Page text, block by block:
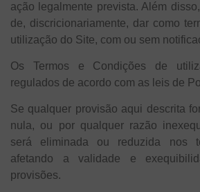
ação legalmente prevista. Além
de, discricionariamente, dar como
utilização do Site, com ou sem
Os Termos e Condições de
regulados de acordo com as leis de
Se qualquer provisão aqui descrita
nula, ou por qualquer razão
será eliminada ou reduzida nos
afetando a validade e
provisões.